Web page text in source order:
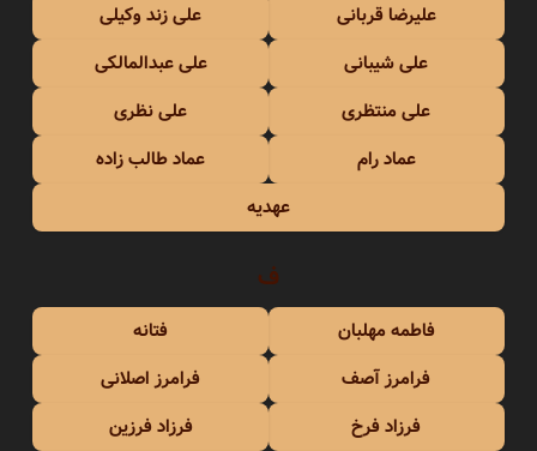
علیرضا قربانی
علی زند وکیلی
علی شیبانی
علی عبدالمالکی
علی منتظری
علی نظری
عماد رام
عماد طالب زاده
عهدیه
ف
فاطمه مهلبان
فتانه
فرامرز آصف
فرامرز اصلانی
فرزاد فرخ
فرزاد فرزین